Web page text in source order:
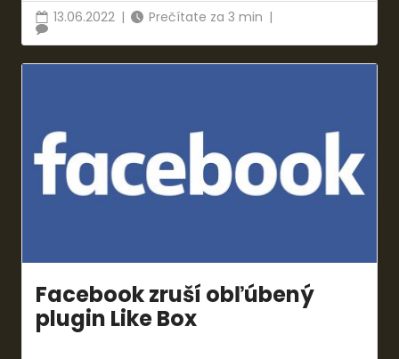
13.06.2022 | Prečítate za 3 min |
Facebook zruší obľúbený
plugin Like Box